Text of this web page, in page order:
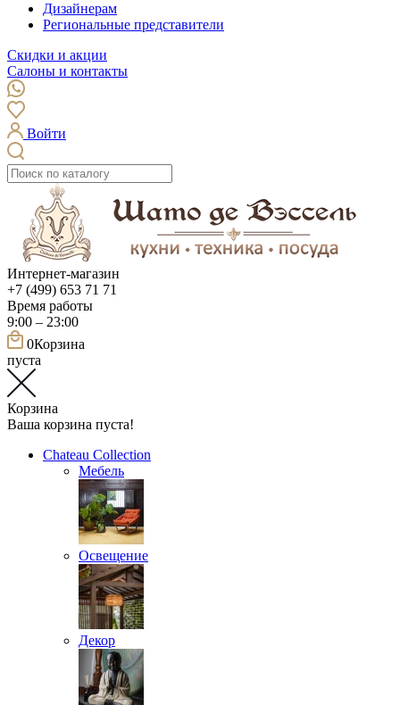
Дизайнерам
Региональные представители
Скидки и акции
Салоны и контакты
Войти
Интернет-магазин
+7 (499) 653 71 71
Время работы
9:00 – 23:00
0Корзина
пуста
Корзина
Ваша корзина пуста!
Chateau Collection
Мебель
Освещение
Декор